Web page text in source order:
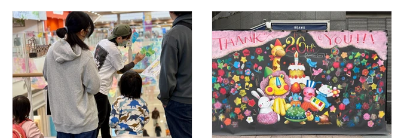
ら終日満席となり、常に1時間先までご予
約が埋まるほどの盛況となりました。 講
師は、岐阜県を中心に活動されているチ
ョークアーティストのひろみ先生。先生
のアドバイスに真剣に耳を傾けながら、
お子様たちはハロウィンのモチーフを大
きく丁寧に描き上げてくださいました。
見守るご家族も笑顔で、会場全体が温か
な雰囲気に包まれておりました。 地下で
た。 小さなお子さまから大人の方まで、
定員を超える80名以上の方にご参加いた
だき、限られた体験時間の中でも、教わ
ったグラデーション技法を取り入れなが
ら、オリジナルのかぼちゃやおばけな
ど、思い思いの作品をガラス面いっぱい
に描いてくださいました。 水野さんが描
いたガラスアートには、ハロウィンのモ
チーフに加え、四日市の工場夜景も描か